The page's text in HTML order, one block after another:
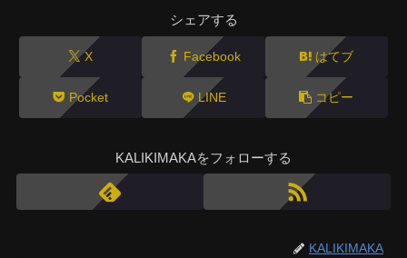
シェアする
X Facebook はてブ
Pocket LINE コピー
KALIKIMAKAをフォローする
KALIKIMAKA